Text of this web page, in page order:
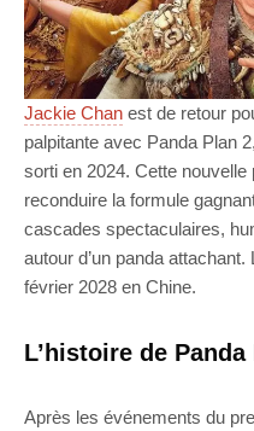
Jackie Chan est de retour
palpitante avec Panda Plan
sorti en 2024. Cette
reconduire la formule
cascades spectaculaires,
autour d’un panda
février 2028 en Chine.
L’histoire de Panda
Après les événements du